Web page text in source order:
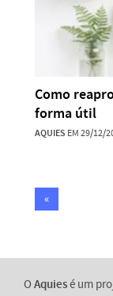
Como
forma útil
AQUIES EM 29/12/
«
OAquiesé um